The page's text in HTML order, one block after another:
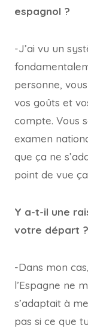
espagnol ?
-J’ai vu un
personne,
vos goûts et
compte. Vous
examen
que ça ne
point de vue
Y a-t-il une
votre départ ?
-Dans mon
l’Espagne ne
s’adaptait à
pas si ce que